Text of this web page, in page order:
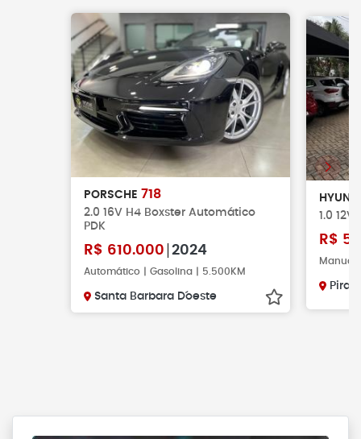
PORSCHE 718
2.0 16V H4 Boxster Automático
PDK
R$ 610.000 2024
Automático | Gasolina | 5.500KM
Santa Barbara D´oeste
1.0
R$
Manual